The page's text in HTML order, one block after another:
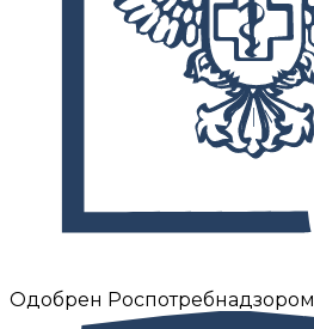
Одобрен Роспотребнадзором